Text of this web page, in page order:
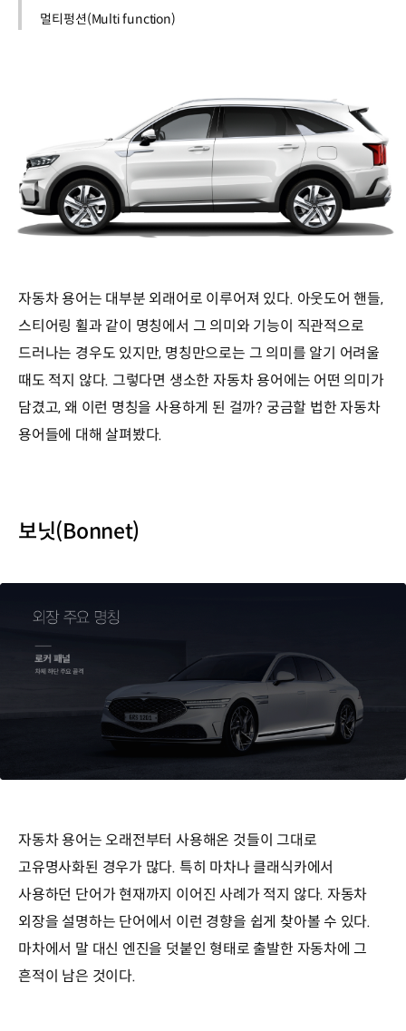
멀티펑션(Multi function)
자동차 용어는 대부분 외래어로 이루어져 있다. 아웃도어 핸들,
스티어링 휠과 같이 명칭에서 그 의미와 기능이 직관적으로
드러나는 경우도 있지만, 명칭만으로는 그 의미를 알기 어려울
때도 적지 않다. 그렇다면 생소한 자동차 용어에는 어떤 의미가
담겼고, 왜 이런 명칭을 사용하게 된 걸까? 궁금할 법한 자동차
용어들에 대해 살펴봤다.
보닛(Bonnet)
자동차 용어는 오래전부터 사용해온 것들이 그대로
고유명사화된 경우가 많다. 특히 마차나 클래식카에서
사용하던 단어가 현재까지 이어진 사례가 적지 않다. 자동차
외장을 설명하는 단어에서 이런 경향을 쉽게 찾아볼 수 있다.
마차에서 말 대신 엔진을 덧붙인 형태로 출발한 자동차에 그
흔적이 남은 것이다.